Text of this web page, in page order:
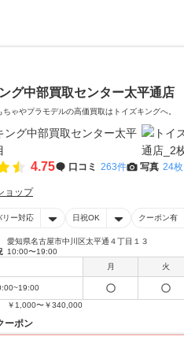
グ中部買取センター太平通店
ちゃやプラモデルの高価買取はトイズキングへ。‎
4.75 口コミ 263件 写真 24枚
ョップ
リー対応 日祝OK クーポン有
愛知県名古屋市中川区太平通４丁目１３
10:00〜19:00
月
火
￥1,000〜￥340,000
ーポン